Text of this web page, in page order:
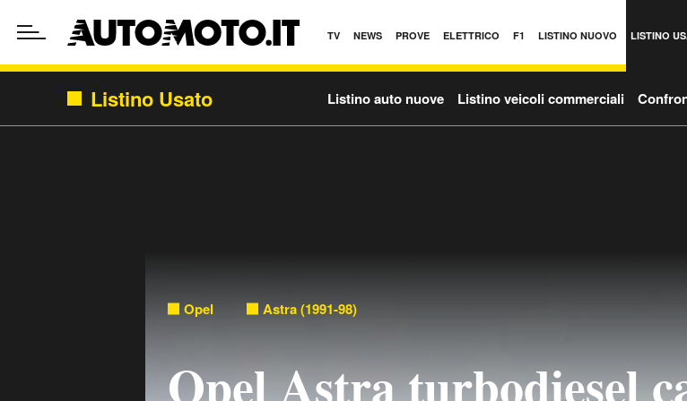
TV NEWS PROVE ELETTRICO F1 LISTINO NUOVO LISTINO
Listino Usato Listino auto nuove Listino veicoli commerciali
Opel Astra (1991-98)
Opel Astra turbodiesel